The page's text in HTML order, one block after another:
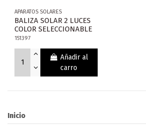
APARATOS SOLARES
BALIZA SOLAR 2 LUCES
COLOR SELECCIONABLE
151397
Añadir al
carro
Inicio